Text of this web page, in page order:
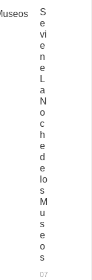
S
e
vi
e
n
e
L
a
N
o
c
h
e
d
e
lo
s
M
u
s
e
o
s
07